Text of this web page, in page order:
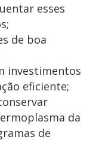
esses
de boa
investimentos
eficiente;
da
de